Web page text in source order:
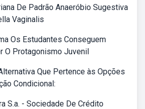
De Padrão Anaeróbio Sugestiva
Vaginalis
Os Estudantes Conseguem
O Protagonismo Juvenil
Que Pertence às Opções
Condicional:
S.a. - Sociedade De Crédito